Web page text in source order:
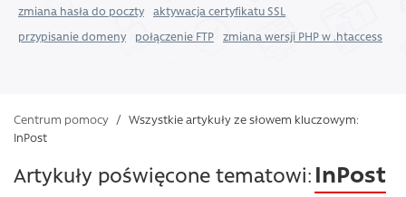
zmiana hasła do poczty
aktywacja certyfikatu SSL
przypisanie domeny
połączenie FTP zmiana wersji PHP w .htaccess
Centrum pomocy / Wszystkie artykuły ze słowem kluczowym:
InPost
Artykuły poświęcone tematowi: InPost